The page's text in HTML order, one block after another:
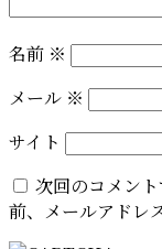
名前 ※
メール ※
サイト
次回のコメン
前、メールアドレ